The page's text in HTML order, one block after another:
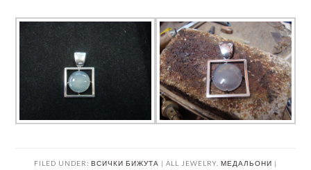
FILED UNDER: ВСИЧКИ БИЖУТА | ALL JEWELRY МЕДАЛЬОНИ |